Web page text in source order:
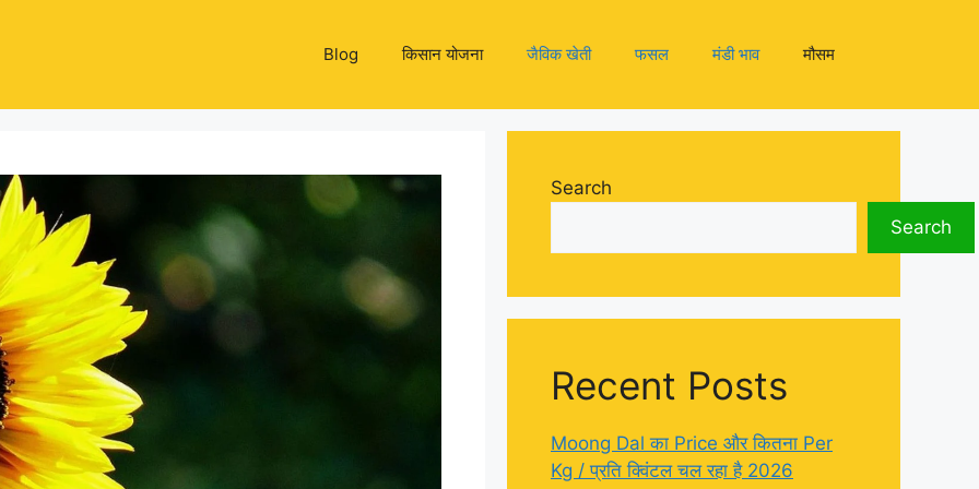
Blog किसान योजना जैविक खेती फसल मंडी भाव मौसम
Search
Search
Recent Posts
Moong Dal का Price और कितना Per
Kg / प्रति क्विंटल चल रहा है 2026